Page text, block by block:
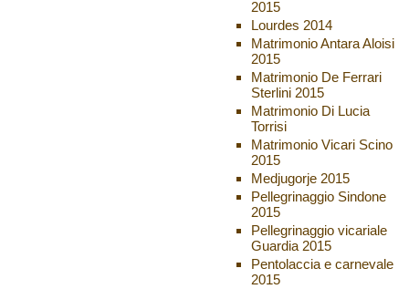
2015
Lourdes 2014
Matrimonio Antara Aloisi
2015
Matrimonio De Ferrari
Sterlini 2015
Matrimonio Di Lucia
Torrisi
Matrimonio Vicari Scino
2015
Medjugorje 2015
Pellegrinaggio Sindone
2015
Pellegrinaggio vicariale
Guardia 2015
Pentolaccia e carnevale
2015